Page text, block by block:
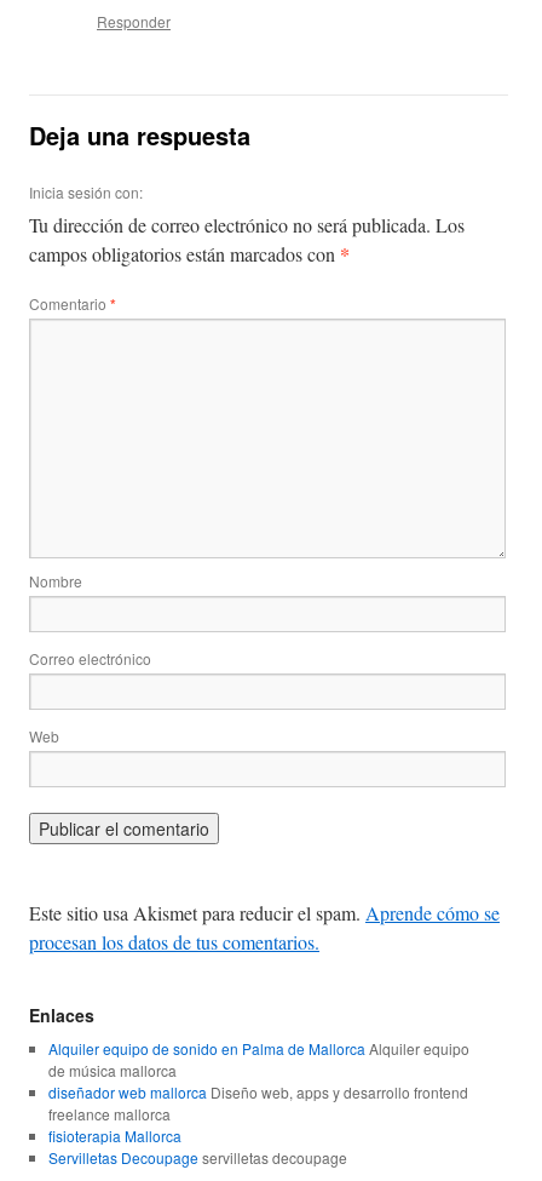
Responder
Deja una respuesta
Inicia sesión con:
Tu dirección de correo electrónico no será publicada. Los
campos obligatorios están marcados con *
Comentario *
Nombre
Correo electrónico
Web
Este sitio usa Akismet para reducir el spam. Aprende cómo se
procesan los datos de tus comentarios.
Enlaces
Alquiler equipo de sonido en Palma de Mallorca Alquiler equipo
de música mallorca
diseñador web mallorca Diseño web, apps y desarrollo frontend
freelance mallorca
fisioterapia Mallorca
Servilletas Decoupageservilletas decoupage